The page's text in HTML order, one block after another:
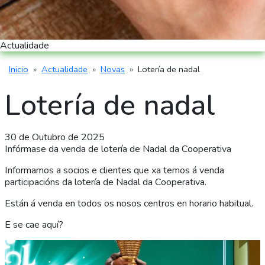
Actualidade
Miga de pan
Inicio Actualidade Novas Lotería de nadal
Lotería de nadal
30 de Outubro de 2025
Infórmase da venda de lotería de Nadal da Cooperativa
Informamos a socios e clientes que xa temos á venda
participacións da lotería de Nadal da Cooperativa.
Están á venda en todos os nosos centros en horario habitual.
E se cae aquí?